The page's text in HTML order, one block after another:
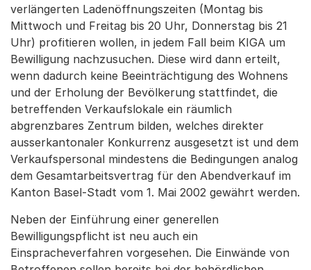
verlängerten Ladenöffnungszeiten (Montag bis
Mittwoch und Freitag bis 20 Uhr, Donnerstag bis 21
Uhr) profitieren wollen, in jedem Fall beim KIGA um
Bewilligung nachzusuchen. Diese wird dann erteilt,
wenn dadurch keine Beeinträchtigung des Wohnens
und der Erholung der Bevölkerung stattfindet, die
betreffenden Verkaufslokale ein räumlich
abgrenzbares Zentrum bilden, welches direkter
ausserkantonaler Konkurrenz ausgesetzt ist und dem
Verkaufspersonal mindestens die Bedingungen analog
dem Gesamtarbeitsvertrag für den Abendverkauf im
Kanton Basel-Stadt vom 1. Mai 2002 gewährt werden.
Neben der Einführung einer generellen
Bewilligungspflicht ist neu auch ein
Einspracheverfahren vorgesehen. Die Einwände von